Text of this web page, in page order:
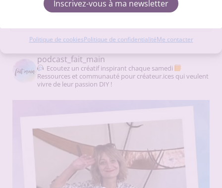
Politique de cookiesPolitique de confidentialitéMe contacter
Inscrivez-vous à ma newsletter
On se retrouve sur Instagram ?
podcast_fait_main
Ecoutez un créatif inspirant chaque samedi
Ressources et communauté pour créateur.ices qui veulent
vivre de leur passion DIY !